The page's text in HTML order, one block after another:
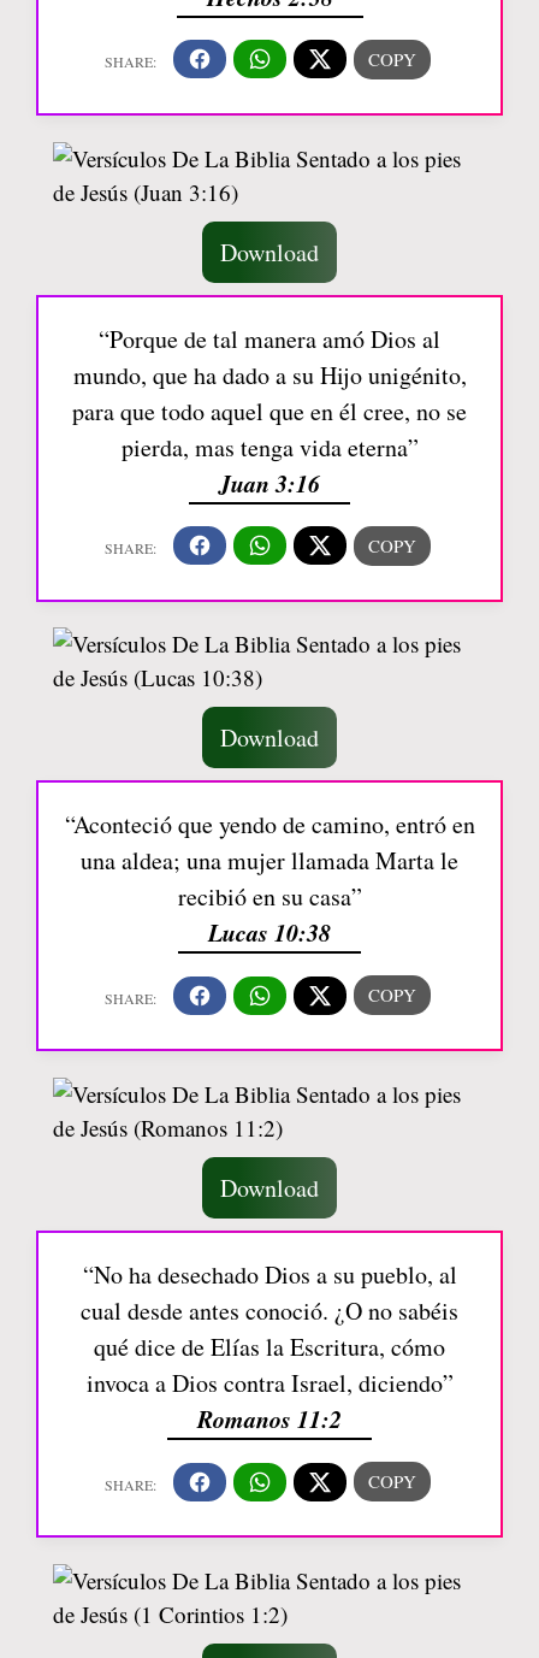
Download
“Porque de tal manera amó Dios al
mundo, que ha dado a su Hijo unigénito,
para que todo aquel que en él cree, no se
pierda, mas tenga vida eterna”
Juan 3:16
Download
“Aconteció que yendo de camino, entró en
una aldea; una mujer llamada Marta le
recibió en su casa”
Lucas 10:38
Download
“No ha desechado Dios a su pueblo, al
cual desde antes conoció. ¿O no sabéis
qué dice de Elías la Escritura, cómo
invoca a Dios contra Israel, diciendo”
Romanos 11:2